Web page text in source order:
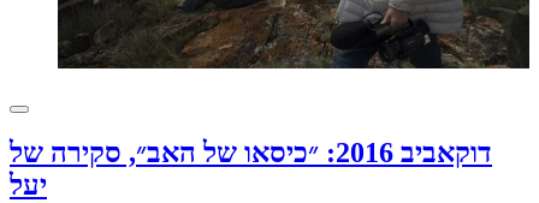
דוקאביב 2016: ״כיסאו של האב״, סקירה של
יעל